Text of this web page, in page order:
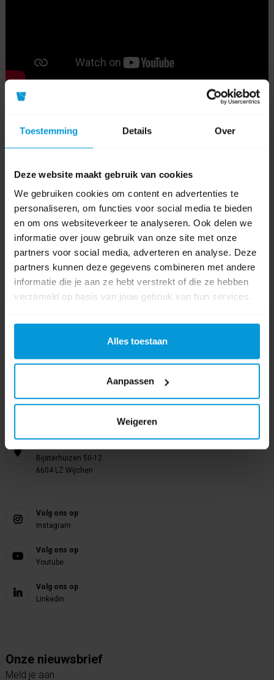
Toestemming Details Over
Deze website maakt gebruik van cookies
We gebruiken cookies om content en advertenties te
personaliseren, om functies voor social media te bieden
en om ons websiteverkeer te analyseren. Ook delen we
informatie over jouw gebruik van onze site met onze
partners voor social media, adverteren en analyse. Deze
partners kunnen deze gegevens combineren met andere
informatie die je aan ze hebt verstrekt of die ze hebben
verzameld op basis van jouw gebruik van hun services.
Alles toestaan
Aanpassen
Weigeren
0 beoordeling(en)
Schrijf als eerste voor dit product een beoordeling
Nog vragen?
Onze product specialisten staan voor je klaar!
Bijsterhuizen 50-12
6604 LZ Wijchen
Volg ons op
Instagram
Volg ons op
Youtube
Volg ons op
Linkedin
Onze nieuwsbrief
Meld je aan